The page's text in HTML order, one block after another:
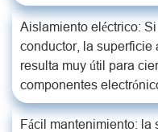
Aislamiento eléctrico:
conductor, la superficie
resulta muy útil para
componentes
Fácil mantenimiento: la